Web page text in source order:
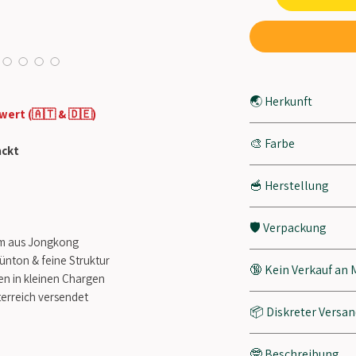
(🇦🇹 & 🇩🇪)
aus Jongkong
& feine Struktur
in kleinen Chargen
versendet
🌏 Herkunft
🎨 Farbe
🥣 Herstellung
🛡️ Verpackung
empfindliche
wurden. Die
🔞 Kein Verkauf an
Personen
Die Bestellung
📦 Diskreter